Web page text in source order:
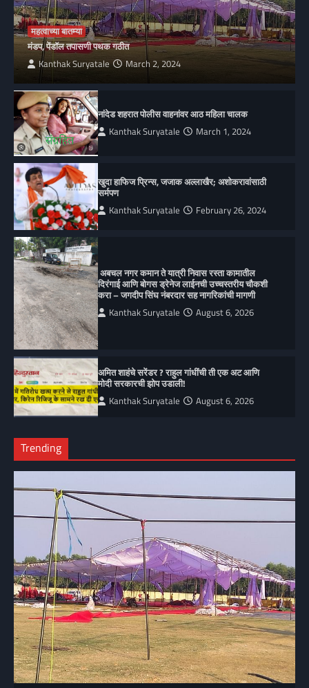
महत्वाच्या बातम्या
मंडप, पेंडॉल तपासणी पथक गठीत
Kanthak Suryatale March 2, 2024
नांदेड शहरात पोलीस वाहनांवर आठ महिला चालक
Kanthak Suryatale March 1, 2024
खुदा हाफिज प्रिन्स, जजाक अल्लाखैर; अशोकरावांसाठी
सर्मपण
Kanthak Suryatale February 26, 2024
अबचल नगर कमान ते यात्री निवास रस्ता कामातील
दिरंगाई आणि बोगस ड्रेनेज लाईनची उच्चस्तरीय चौकशी
करा – जगदीप सिंघ नंबरदार सह नागरिकांची मागणी
Kanthak Suryatale August 6, 2026
अमित शाहंचे सरेंडर ? राहुल गांधींची ती एक अट आणि
मोदी सरकारची झोप उडाली!
Kanthak Suryatale August 6, 2026
Trending